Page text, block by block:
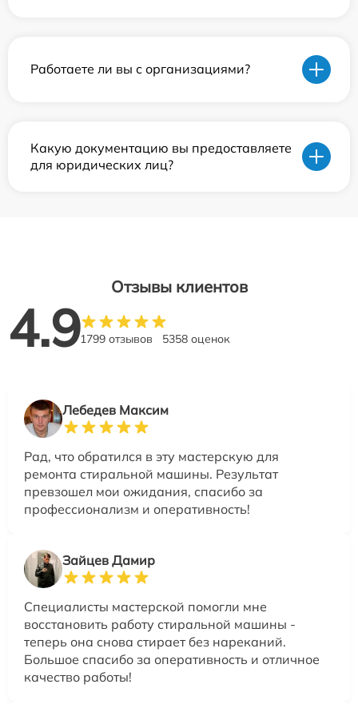
Работаете ли вы с организациями?
Какую документацию вы предоставляете
для юридических лиц?
Отзывы клиентов
4.91799 отзывов 5358 оценок
Лебедев Максим
Рад, что обратился в эту мастерскую для
ремонта стиральной машины. Результат
превзошел мои ожидания, спасибо за
профессионализм и оперативность!
Зайцев Дамир
Специалисты мастерской помогли мне
восстановить работу стиральной машины -
теперь она снова стирает без нареканий.
Большое спасибо за оперативность и отличное
качество работы!